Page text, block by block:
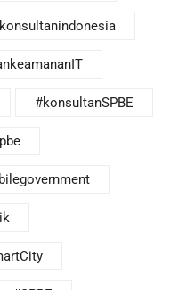
#konsultanSPBE